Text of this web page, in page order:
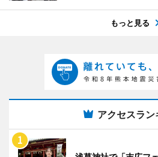
もっと見る
アクセスラン